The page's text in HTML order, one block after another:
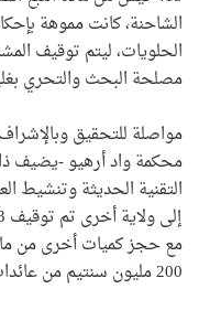
الشاحنة، كانت مموهة
الحلويات، ليتم توقيف
مصلحة البحث والتحري
مواصلة للتحقيق
محكمة واد أرهيو -يضيف
التقنية الحديثة وتنشيط
مع حجز كميات أخرى من
200 مليون سنتيم من عائدات بيع المواد التبغية المقلدة